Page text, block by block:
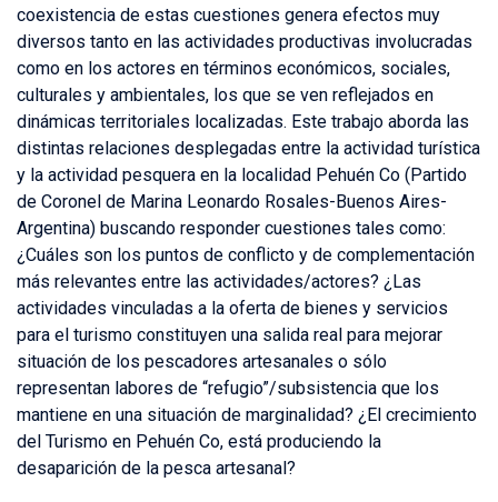
coexistencia de estas cuestiones genera efectos muy
diversos tanto en las actividades productivas involucradas
como en los actores en términos económicos, sociales,
culturales y ambientales, los que se ven reflejados en
dinámicas territoriales localizadas. Este trabajo aborda las
distintas relaciones desplegadas entre la actividad turística
y la actividad pesquera en la localidad Pehuén Co (Partido
de Coronel de Marina Leonardo Rosales-Buenos Aires-
Argentina) buscando responder cuestiones tales como:
¿Cuáles son los puntos de conflicto y de complementación
más relevantes entre las actividades/actores? ¿Las
actividades vinculadas a la oferta de bienes y servicios
para el turismo constituyen una salida real para mejorar
situación de los pescadores artesanales o sólo
representan labores de “refugio”/subsistencia que los
mantiene en una situación de marginalidad? ¿El crecimiento
del Turismo en Pehuén Co, está produciendo la
desaparición de la pesca artesanal?